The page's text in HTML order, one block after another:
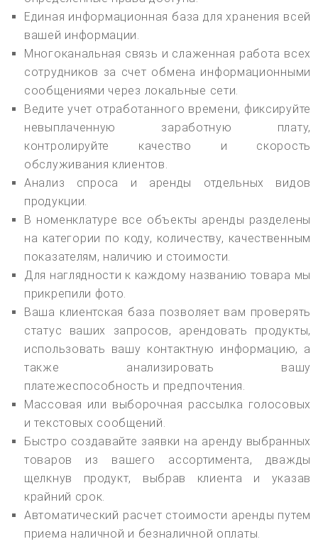
Единая информационная база для хранения всей
вашей информации.
Многоканальная связь и слаженная работа всех
сотрудников за счет обмена информационными
сообщениями через локальные сети.
Ведите учет отработанного времени, фиксируйте
невыплаченную заработную плату,
контролируйте качество и скорость
обслуживания клиентов.
Анализ спроса и аренды отдельных видов
продукции.
В номенклатуре все объекты аренды разделены
на категории по коду, количеству, качественным
показателям, наличию и стоимости.
Для наглядности к каждому названию товара мы
прикрепили фото.
Ваша клиентская база позволяет вам проверять
статус ваших запросов, арендовать продукты,
использовать вашу контактную информацию, а
также анализировать вашу
платежеспособность и предпочтения.
Массовая или выборочная рассылка голосовых
и текстовых сообщений.
Быстро создавайте заявки на аренду выбранных
товаров из вашего ассортимента, дважды
щелкнув продукт, выбрав клиента и указав
крайний срок.
Автоматический расчет стоимости аренды путем
приема наличной и безналичной оплаты.